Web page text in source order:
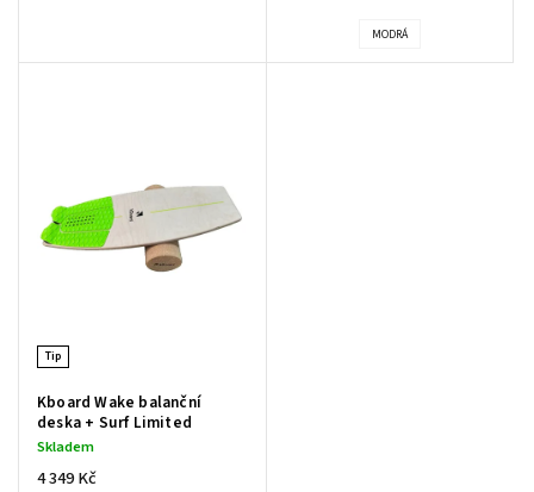
MODRÁ
Tip
Kboard Wake balanční
deska + Surf Limited
Skladem
4 349 Kč